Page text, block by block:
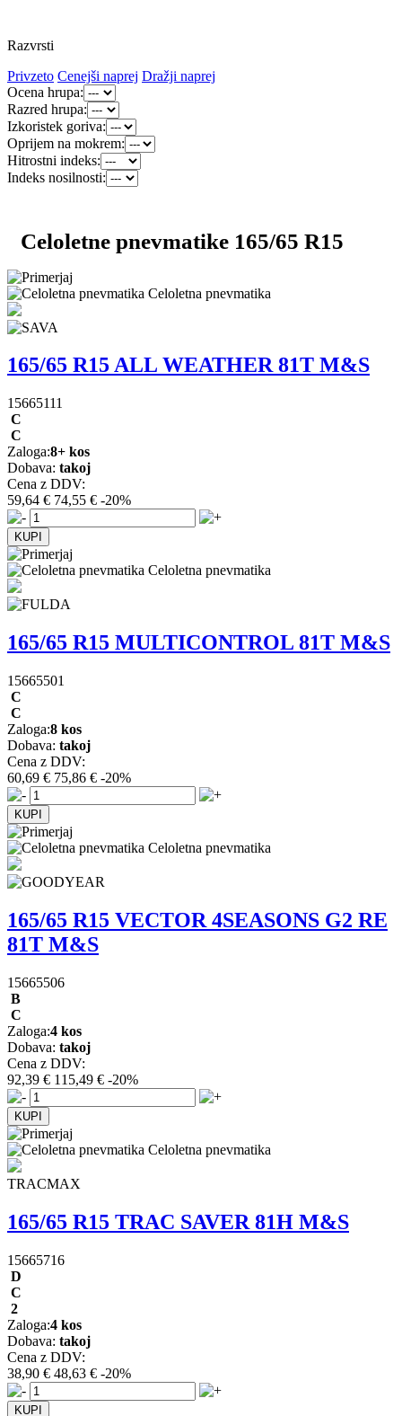
Razvrsti
Privzeto Cenejši naprej Dražji naprej
Ocena hrupa:
Razred hrupa:
Izkoristek goriva:
Oprijem na mokrem:
Hitrostni indeks:
Indeks nosilnosti:
Celoletne pnevmatike 165/65 R15
Celoletna pnevmatika
165/65 R15 ALL WEATHER 81T M&S
15665111
C
C
Zaloga:8+ kos
Dobava: takoj
Cena z DDV:
59,64 € 74,55 € -20%
Celoletna pnevmatika
165/65 R15 MULTICONTROL 81T M&S
15665501
C
C
Zaloga:8 kos
Dobava: takoj
Cena z DDV:
60,69 € 75,86 € -20%
Celoletna pnevmatika
165/65 R15 VECTOR 4SEASONS G2 RE
81T M&S
15665506
B
C
Zaloga:4 kos
Dobava: takoj
Cena z DDV:
92,39 € 115,49 € -20%
Celoletna pnevmatika
TRACMAX
165/65 R15 TRAC SAVER 81H M&S
15665716
D
C
2
Zaloga:4 kos
Dobava: takoj
Cena z DDV:
38,90 € 48,63 € -20%